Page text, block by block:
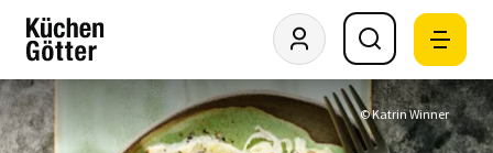
© Katrin Winner